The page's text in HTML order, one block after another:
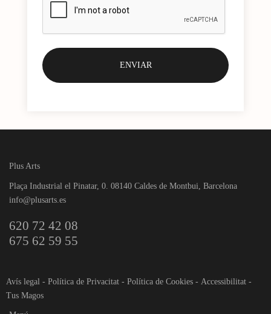
Plus Arts
Plaça Industrial el Pinatar, 0. 08140 Caldes de Montbui, Barcelona
info@plusarts.es
620 72 42 08
675 62 59 55
Avís legal - Política de Privacitat - Política de Cookies - Accessibilitat -
Tus Magos